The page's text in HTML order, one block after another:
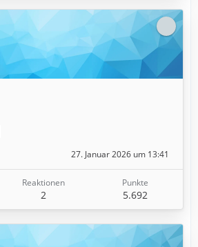
27. Januar 2026 um 13:41
Reaktionen
2
Punkte
5.692